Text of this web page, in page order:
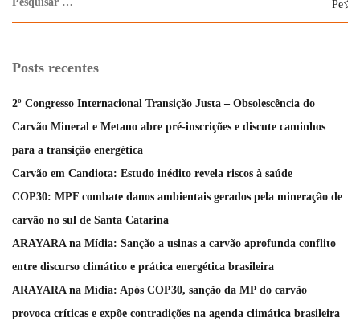
Posts recentes
2º Congresso Internacional Transição Justa – Obsolescência do
Carvão Mineral e Metano abre pré-inscrições e discute caminhos
para a transição energética
Carvão em Candiota: Estudo inédito revela riscos à saúde
COP30: MPF combate danos ambientais gerados pela mineração de
carvão no sul de Santa Catarina
ARAYARA na Mídia: Sanção a usinas a carvão aprofunda conflito
entre discurso climático e prática energética brasileira
ARAYARA na Mídia: Após COP30, sanção da MP do carvão
provoca críticas e expõe contradições na agenda climática brasileira